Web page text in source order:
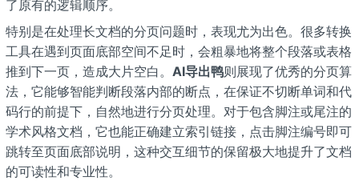
了原有的逻辑顺序。
特别是在处理长文档的分页问题时，表现尤为出色。很多转换
工具在遇到页面底部空间不足时，会粗暴地将整个段落或表格
推到下一页，造成大片空白。 AI导出鸭则展现了优秀的分页算
法，它能够智能判断段落内部的断点，在保证不切断单词和代
码行的前提下，自然地进行分页处理。对于包含脚注或尾注的
学术风格文档，它也能正确建立索引链接，点击脚注编号即可
跳转至页面底部说明，这种交互细节的保留极大地提升了文档
的可读性和专业性。